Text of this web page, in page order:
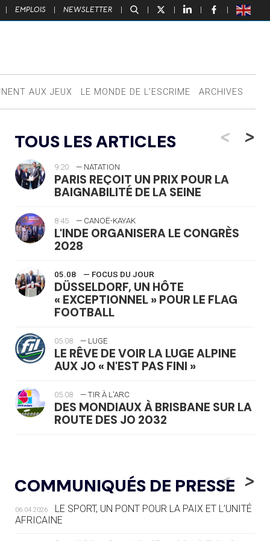
| EMPLOIS | NEWSLETTER | | | | |
AUX JEUX LE MONDE DE L’ESCRIME ARCHIVES
TOUS LES ARTICLES <
9:20 — NATATION
PARIS REÇOIT UN PRIX POUR LA
BAIGNABILITÉ DE LA SEINE
8:45 — CANOË-KAYAK
L'INDE ORGANISERA LE CONGRÈS
2028
05.08 — FOCUS DU JOUR
DÜSSELDORF, UN HÔTE
« EXCEPTIONNEL » POUR LE FLAG
FOOTBALL
05.08 — LUGE
LE RÊVE DE VOIR LA LUGE ALPINE
AUX JO « N'EST PAS FINI »
05.08 — TIR À L'ARC
DES MONDIAUX À BRISBANE SUR LA
ROUTE DES JO 2032
LE VILLAGE OLYMPIQUE DES ARAVIS
SE DESSINE
04.08 — FOCUS DU JOUR
LE COJOP A TROUVÉ SON VILLAGE
>
COMMUNIQUÉS DE PRESSE
<
06.04.2026
LE SPORT, UN PONT POUR LA PAIX ET L’UNITÉ
AFRICAINE
>